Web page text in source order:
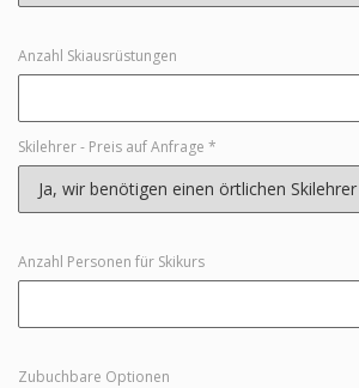
Anzahl Skiausrüstungen
Skilehrer - Preis auf Anfrage *
Anzahl Personen für Skikurs
Zubuchbare Optionen